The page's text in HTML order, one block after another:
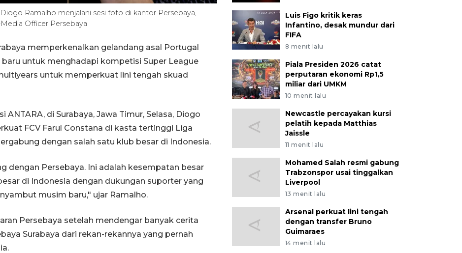
Ramalho menjalani sesi foto di kantor Persebaya,
Media Officer Persebaya
memperkenalkan gelandang asal Portugal
untuk menghadapi kompetisi Super League
untuk memperkuat lini tengah skuad
di Surabaya, Jawa Timur, Selasa, Diogo
FCV Farul Constana di kasta tertinggi Liga
dengan salah satu klub besar di Indonesia.
dengan Persebaya. Ini adalah kesempatan besar
di Indonesia dengan dukungan suporter yang
musim baru," ujar Ramalho.
Persebaya setelah mendengar banyak cerita
Surabaya dari rekan-rekannya yang pernah
Luis Figo kritik keras
Infantino, desak mundur dari
FIFA
8 menit lalu
Piala Presiden 2026 catat
perputaran ekonomi Rp1,5
miliar dari UMKM
10 menit lalu
Newcastle percayakan kursi
pelatih kepada Matthias
Jaissle
11 menit lalu
Mohamed Salah resmi gabung
Trabzonspor usai tinggalkan
Liverpool
13 menit lalu
Arsenal perkuat lini tengah
dengan transfer Bruno
Guimaraes
14 menit lalu